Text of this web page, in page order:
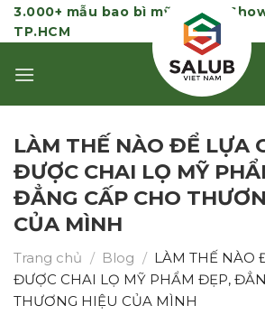
Skip
to
3.000+ mẫu bao bì mỹ phẩm |
TP.HCM
LÀM THẾ NÀO ĐỂ LỰA
ĐƯỢC CHAI LỌ MỸ
ĐẲNG CẤP CHO
CỦA MÌNH
Trang chủ / Blog / LÀM THẾ NÀO
ĐƯỢC CHAI LỌ MỸ PHẨM ĐẸP,
THƯƠNG HIỆU CỦA MÌNH